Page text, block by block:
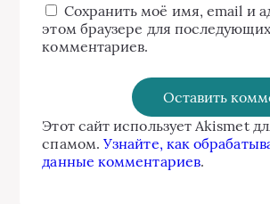
Сохранить моё имя, email и
этом браузере для
комментариев.
Этот сайт использует Akismet
спамом.Узнайте, как
данные комментариев.